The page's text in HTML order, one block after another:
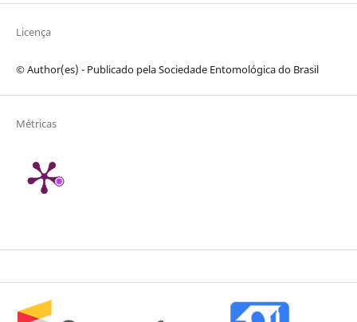
Licença
© Author(es) - Publicado pela Sociedade Entomológica do Brasil
Métricas